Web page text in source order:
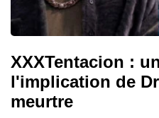
XXXTentacion :
l'implication de
meurtre